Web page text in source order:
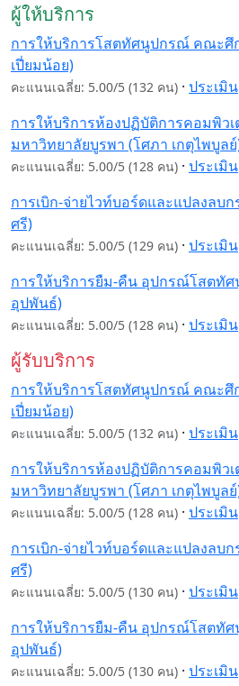
ผู้ให้บริการ
การให้บริการโสตทัศนูปกรณ์ คณะศึ
เปี่ยมน้อย)
คะแนนเฉลี่ย: 5.00/5 (132 คน) · ประเมิน
การให้บริการห้องปฏิบัติการคอมพิว
มหาวิทยาลัยบูรพา (โศภา เกตุไพบูล
คะแนนเฉลี่ย: 5.00/5 (128 คน) · ประเมิน
การเบิก-จ่ายไวท์บอร์ดและแปลงลบ
ศรี)
คะแนนเฉลี่ย: 5.00/5 (129 คน) · ประเมิน
การให้บริการยืม-คืน อุปกรณ์โสตทั
อุปพันธ์)
คะแนนเฉลี่ย: 5.00/5 (128 คน) · ประเมิน
ผู้รับบริการ
การให้บริการโสตทัศนูปกรณ์ คณะศึ
เปี่ยมน้อย)
คะแนนเฉลี่ย: 5.00/5 (132 คน) · ประเมิน
การให้บริการห้องปฏิบัติการคอมพิว
มหาวิทยาลัยบูรพา (โศภา เกตุไพบูล
คะแนนเฉลี่ย: 5.00/5 (128 คน) · ประเมิน
การเบิก-จ่ายไวท์บอร์ดและแปลงลบ
ศรี)
คะแนนเฉลี่ย: 5.00/5 (130 คน) · ประเมิน
การให้บริการยืม-คืน อุปกรณ์โสตทั
อุปพันธ์)
คะแนนเฉลี่ย: 5.00/5 (130 คน) · ประเมิน